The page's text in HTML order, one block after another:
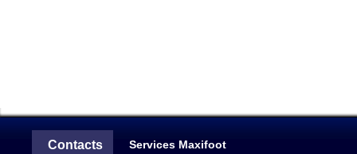
Contacts Services Maxifoot